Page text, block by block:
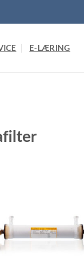
E-LÆRING